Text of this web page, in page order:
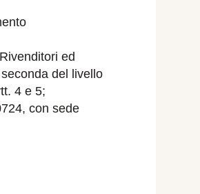
ed
del livello
4 e 5;
con sede